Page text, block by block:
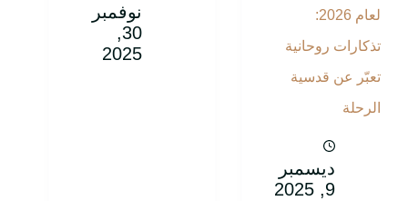
لعام 2026:
تذكارات روحانية
تعبّر عن قدسية
الرحلة
ديسمبر
9, 2025
نوفمبر
30,
2025